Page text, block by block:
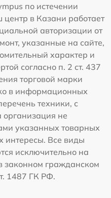
по истечении
в Казани работает
авторизации от
указанные на сайте,
характер и
согласно п. 2 ст. 437
торговой марки
в информационных
техники, с
не
указанных товарных
интересы. Все виды
исключительно на
законном гражданском
1487 ГК РФ.